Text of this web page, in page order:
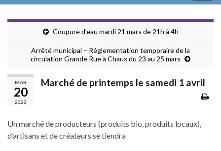
Coupure d’eau mardi 21 mars de 21h à 4h
Arrêté municipal – Réglementation temporaire de la
circulation Grande Rue à Chaux du 23 au 25 mars
MAR
20
2023
Marché de printemps le samedi 1 avril
Un marché de producteurs (produits bio, produits locaux),
d’artisans et de créateurs se tiendra